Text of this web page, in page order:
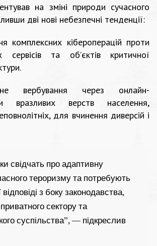
на зміні природи сучасного
дві нові небезпечні тенденції:
комплексних кібероперацій проти
сервісів та об’єктів критичної
вербування через онлайн-
вразливих верств населення,
для вчинення диверсій і
свідчать про адаптивну
тероризму та потребують
з боку законодавства,
сектору та
суспільства”, — підкреслив